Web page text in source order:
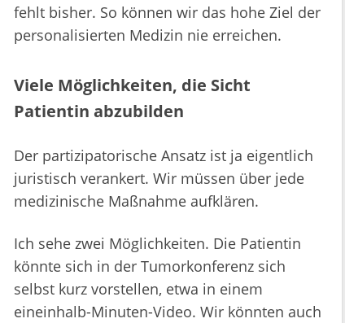
fehlt bisher. So können wir das hohe Ziel der
personalisierten Medizin nie erreichen.
Viele Möglichkeiten, die Sicht
Patientin abzubilden
Der partizipatorische Ansatz ist ja eigentlich
juristisch verankert. Wir müssen über jede
medizinische Maßnahme aufklären.
Ich sehe zwei Möglichkeiten. Die Patientin
könnte sich in der Tumorkonferenz sich
selbst kurz vorstellen, etwa in einem
eineinhalb-Minuten-Video. Wir könnten auch